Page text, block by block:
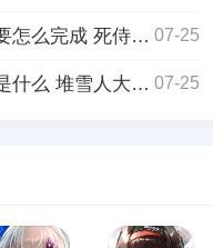
漫威超级战争死侍不死之身成就要怎么完成 死侍不死之身成就完成方法 07-25
漫威超级战争堆雪人大作战活动是什么 堆雪人大作战活动介绍 07-25